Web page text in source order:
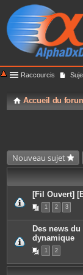
Raccourcis
Accueil du
Nouveau sujet
[Fil Ouvert]
1 2 3
Des news
dynamique
1 2